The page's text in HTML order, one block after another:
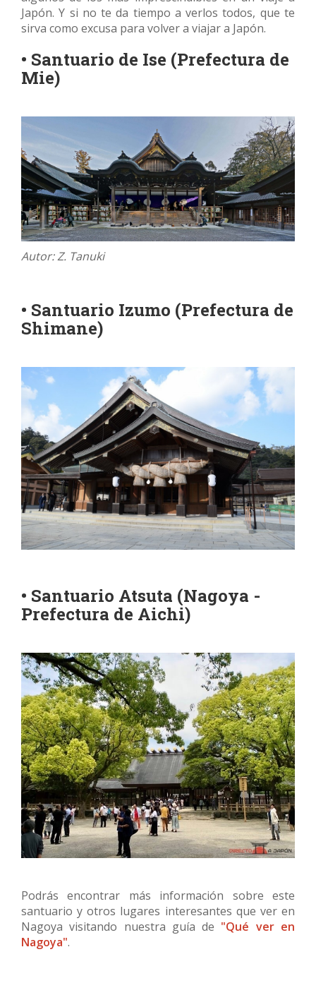
Japón. Y si no te da tiempo a verlos todos, que te
sirva como excusa para volver a viajar a Japón.
• Santuario de Ise (Prefectura de
Mie)
Autor: Z. Tanuki
• Santuario Izumo (Prefectura de
Shimane)
• Santuario Atsuta (Nagoya -
Prefectura de Aichi)
Podrás encontrar más información sobre este
santuario y otros lugares interesantes que ver en
Nagoya visitando nuestra guía de "Qué ver en
Nagoya".